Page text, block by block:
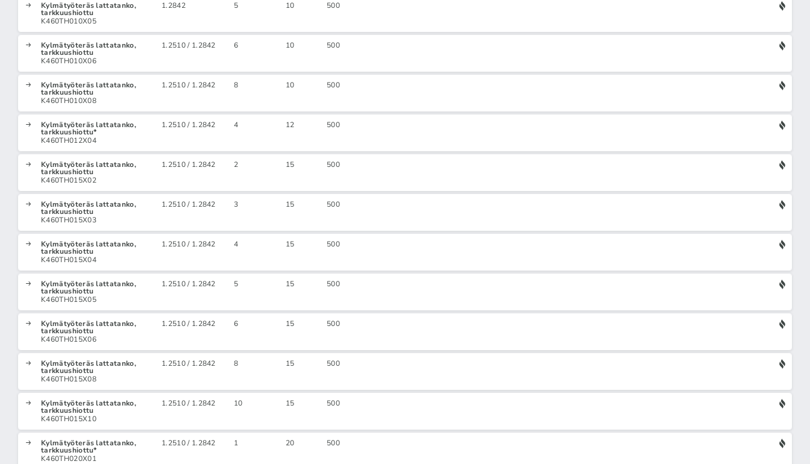
Kylmätyöteräs lattatanko,
tarkkuushiottu
K460TH010X05
1.2842 5 10 500
Kylmätyöteräs lattatanko,
tarkkuushiottu
K460TH010X06
1.2510 / 1.2842 6 10 500
Kylmätyöteräs lattatanko,
tarkkuushiottu
K460TH010X08
1.2510 / 1.2842 8 10 500
Kylmätyöteräs lattatanko,
tarkkuushiottu*
K460TH012X04
1.2510 / 1.2842 4 12 500
Kylmätyöteräs lattatanko,
tarkkuushiottu
K460TH015X02
1.2510 / 1.2842 2 15 500
Kylmätyöteräs lattatanko,
tarkkuushiottu
K460TH015X03
1.2510 / 1.2842 3 15 500
Kylmätyöteräs lattatanko,
tarkkuushiottu
K460TH015X04
1.2510 / 1.2842 4 15 500
Kylmätyöteräs lattatanko,
tarkkuushiottu
K460TH015X05
1.2510 / 1.2842 5 15 500
Kylmätyöteräs lattatanko,
tarkkuushiottu
K460TH015X06
1.2510 / 1.2842 6 15 500
Kylmätyöteräs lattatanko,
tarkkuushiottu
K460TH015X08
1.2510 / 1.2842 8 15 500
Kylmätyöteräs lattatanko,
tarkkuushiottu
K460TH015X10
1.2510 / 1.2842 10 15 500
Kylmätyöteräs lattatanko,
tarkkuushiottu*
K460TH020X01
1.2510 / 1.2842 1 20 500